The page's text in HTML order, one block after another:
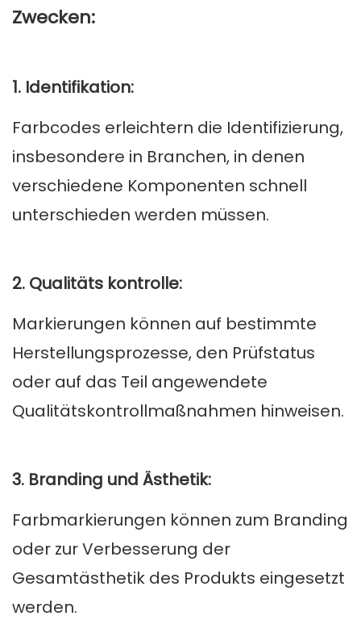
Zwecken:
1. Identifikation:
Farbcodes erleichtern die Identifizierung,
insbesondere in Branchen, in denen
verschiedene Komponenten schnell
unterschieden werden müssen.
2. Qualitäts kontrolle:
Markierungen können auf bestimmte
Herstellungsprozesse, den Prüfstatus
oder auf das Teil angewendete
Qualitätskontrollmaßnahmen hinweisen.
3. Branding und Ästhetik:
Farbmarkierungen können zum Branding
oder zur Verbesserung der
Gesamtästhetik des Produkts eingesetzt
werden.